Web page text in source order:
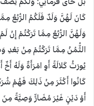
كَانَ لَهُنَّ وَلَدٌ فَلَكُمُ الرُّبُعُ
وَلَهُنَّ الرُّبُعُ مِمَّا تَرَكْتُمْ إِنْ
الثُّمُنُ مِمَّا تَرَكْتُمْ مِنْ بَعْدِ
يُورَثُ كَلالَةً أَوِ امْرَأَةٌ
كَانُوا أَكْثَرَ مِنْ ذَلِكَ فَهُمْ
أَوْ دَيْنٍ غَيْرَ مُضَارٍّ وَصِيَّةً مِنَ